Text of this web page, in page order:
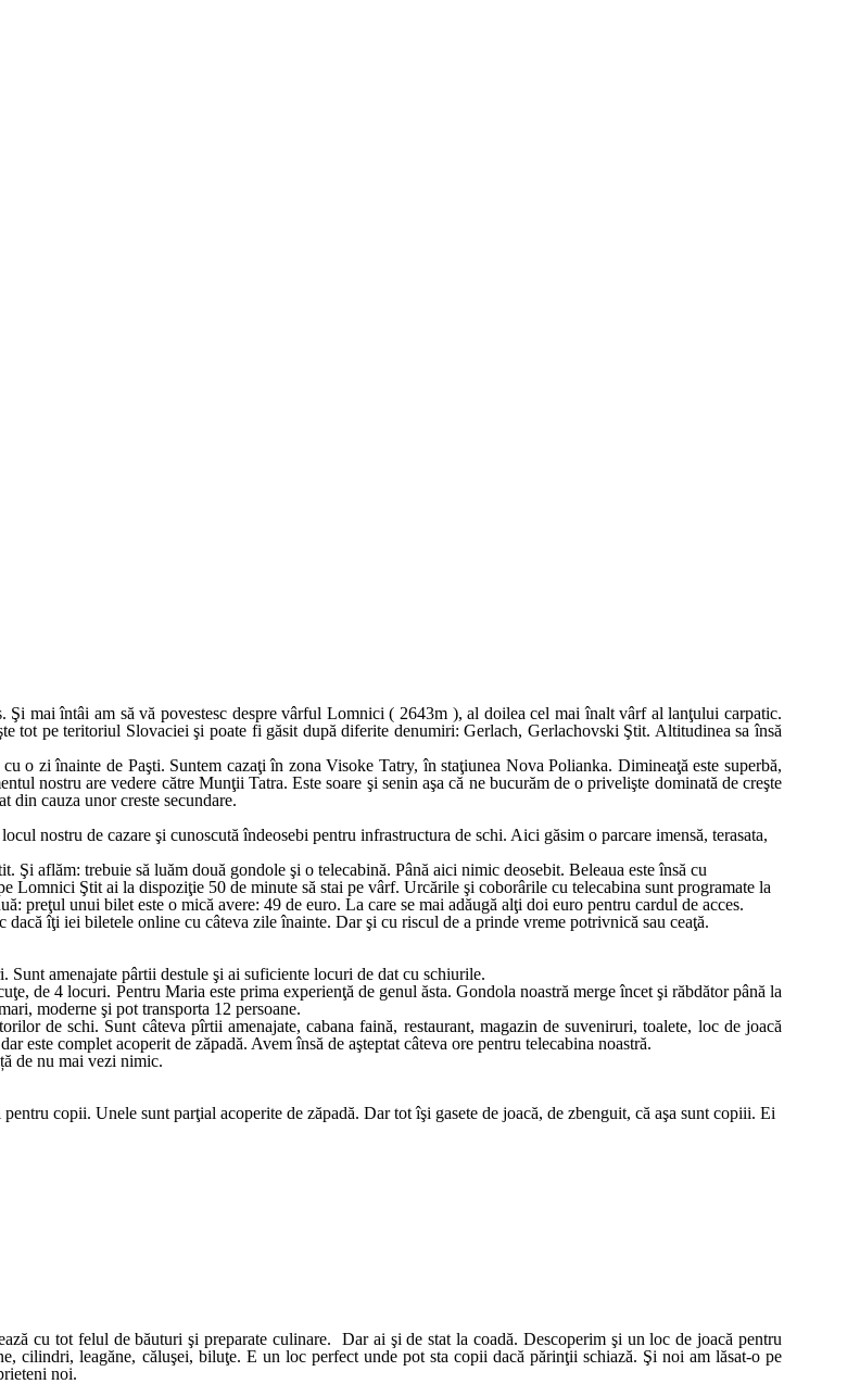
Şi mai întâi am să vă povestesc despre vârful Lomnici ( 2643m ), al doilea cel mai înalt vârf al lanţului carpatic.
tot pe teritoriul Slovaciei şi poate fi găsit după diferite denumiri: Gerlach, Gerlachovski Ştit. Altitudinea sa însă
o zi înainte de Paşti. Suntem cazaţi în zona Visoke Tatry, în staţiunea Nova Polianka. Dimineaţă este superbă,
nostru are vedere către Munţii Tatra. Este soare şi senin aşa că ne bucurăm de o privelişte dominată de creşte
din cauza unor creste secundare.
nostru de cazare şi cunoscută îndeosebi pentru infrastructura de schi. Aici găsim o parcare imensă, terasata,
aflăm: trebuie să luăm două gondole şi o telecabină. Până aici nimic deosebit. Beleaua este însă cu
Lomnici Ştit ai la dispoziţie 50 de minute să stai pe vârf. Urcările şi coborârile cu telecabina sunt programate la
preţul unui bilet este o mică avere: 49 de euro. La care se mai adăugă alţi doi euro pentru cardul de acces.
îţi iei biletele online cu câteva zile înainte. Dar şi cu riscul de a prinde vreme potrivnică sau ceaţă.
amenajate pârtii destule şi ai suficiente locuri de dat cu schiurile.
de 4 locuri. Pentru Maria este prima experienţă de genul ăsta. Gondola noastră merge încet şi răbdător până la
moderne şi pot transporta 12 persoane.
de schi. Sunt câteva pîrtii amenajate, cabana faină, restaurant, magazin de suveniruri, toalete, loc de joacă
este complet acoperit de zăpadă. Avem însă de aşteptat câteva ore pentru telecabina noastră.
de nu mai vezi nimic.
copii. Unele sunt parţial acoperite de zăpadă. Dar tot îşi gasete de joacă, de zbenguit, că aşa sunt copiii. Ei
cu tot felul de băuturi şi preparate culinare. Dar ai şi de stat la coadă. Descoperim şi un loc de joacă pentru
cilindri, leagăne, căluşei, biluţe. E un loc perfect unde pot sta copii dacă părinţii schiază. Şi noi am lăsat-o pe
noi.